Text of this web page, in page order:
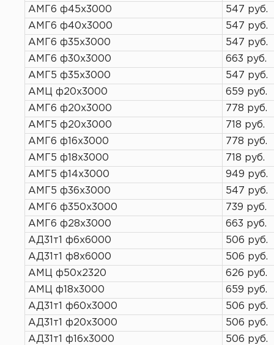
АМГ6 ф45х3000
547 руб.
АМГ6 ф40х3000
547 руб.
АМГ6 ф35х3000
547 руб.
АМГ6 ф30х3000
663 руб.
АМГ5 ф35х3000
547 руб.
АМЦ ф20х3000
659 руб.
АМГ6 ф20х3000
778 руб.
АМГ5 ф20х3000
718 руб.
АМГ6 ф16х3000
778 руб.
АМГ5 ф18х3000
718 руб.
АМГ5 ф14х3000
949 руб.
АМГ5 ф36х3000
547 руб.
АМГ6 ф350х3000
739 руб.
АМГ6 ф28х3000
663 руб.
АД31т1 ф6х6000
506 руб.
АД31т1 ф8х6000
506 руб.
АМЦ ф50х2320
626 руб.
АМЦ ф18х3000
659 руб.
АД31т1 ф60х3000
506 руб.
АД31т1 ф20х3000
506 руб.
АД31т1 ф16х3000
506 руб.